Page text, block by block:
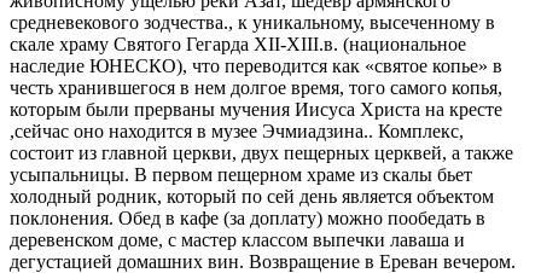
средневекового зодчества., к уникальному, высеченному в
скале храму Святого Гегарда XII-XIII.в. (национальное
наследие ЮНЕСКО), что переводится как «святое копье» в
честь хранившегося в нем долгое время, того самого копья,
которым были прерваны мучения Иисуса Христа на кресте
,сейчас оно находится в музее Эчмиадзина.. Комплекс,
состоит из главной церкви, двух пещерных церквей, а также
усыпальницы. В первом пещерном храме из скалы бьет
холодный родник, который по сей день является объектом
поклонения. Обед в кафе (за доплату) можно пообедать в
деревенском доме, с мастер классом выпечки лаваша и
дегустацией домашних вин. Возвращение в Ереван вечером.